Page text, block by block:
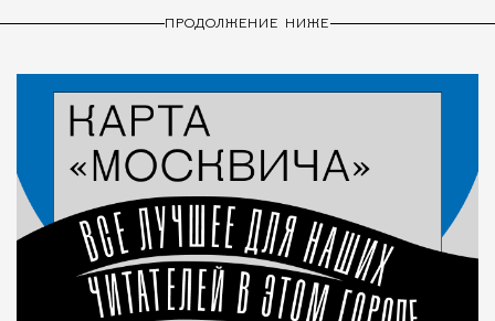
ПРОДОЛЖЕНИЕ НИЖЕ